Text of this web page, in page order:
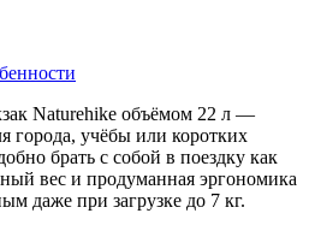
Naturehike объёмом 22 л —
города, учёбы или коротких
брать с собой в поездку как
вес и продуманная эргономика
даже при загрузке до 7 кг.